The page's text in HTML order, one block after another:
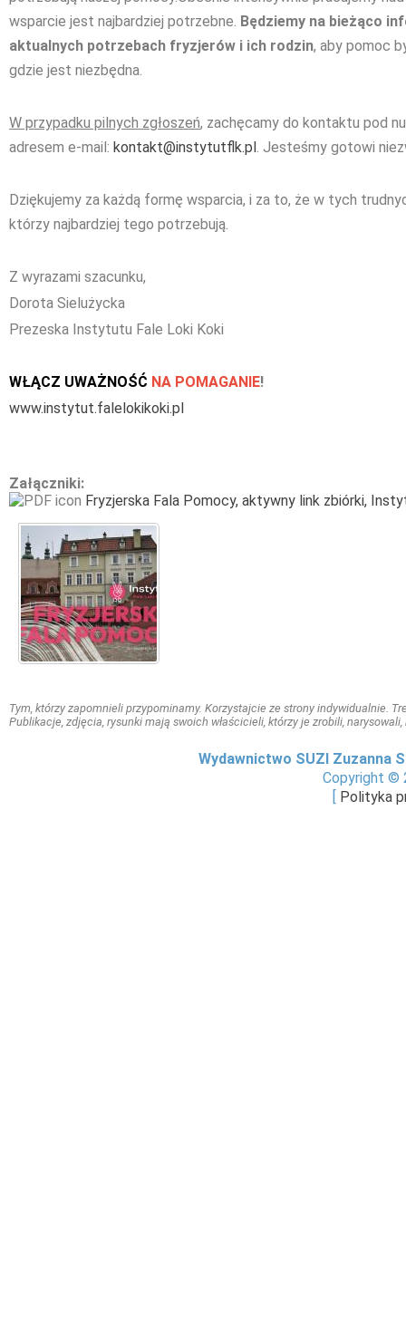
wsparcie jest najbardziej potrzebne. Będziemy na bieżąco
aktualnych potrzebach fryzjerów i ich rodzin, aby pomoc
gdzie jest niezbędna.
W przypadku pilnych zgłoszeń, zachęcamy do kontaktu pod
adresem e-mail: kontakt@instytutflk.pl. Jesteśmy gotowi
Dziękujemy za każdą formę wsparcia, i za to, że w tych
którzy najbardziej tego potrzebują.
Z wyrazami szacunku,
Dorota Sielużycka
Prezeska Instytutu Fale Loki Koki
WŁĄCZ UWAŻNOŚĆ NA POMAGANIE!
www.instytut.falelokikoki.pl
Załączniki:
Fryzjerska Fala Pomocy, aktywny link zbiórki,
Tym, którzy zapomnieli przypominamy. Korzystajcie ze strony indywidualnie.
Publikacje, zdjęcia, rysunki mają swoich właścicieli, którzy je zrobili,
Wydawnictwo SUZI Zuzanna
Copyright ©
[ Polityka